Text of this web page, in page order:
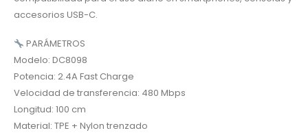
accesorios USB-C.
PARÁMETROS
Modelo: DC8098
Potencia: 2.4A Fast Charge
Velocidad de transferencia: 480 Mbps
Longitud: 100 cm
Material: TPE + Nylon trenzado